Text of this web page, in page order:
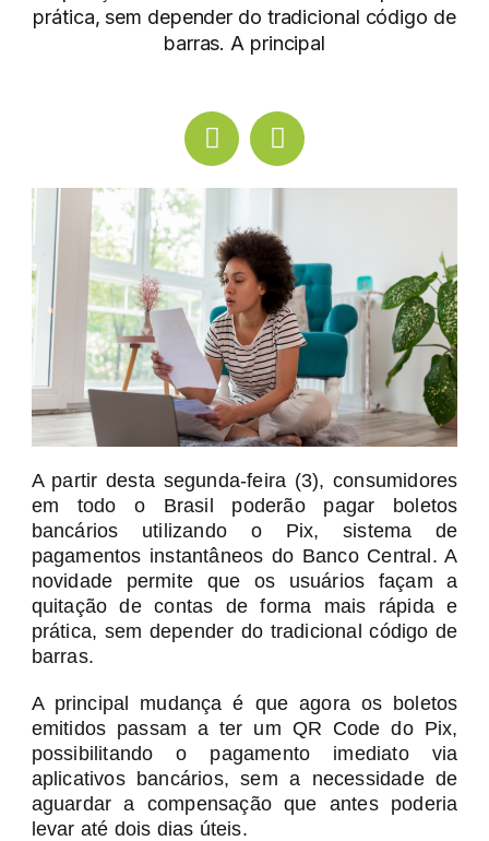
prática, sem depender do tradicional código de
barras. A principal
A partir desta segunda-feira (3), consumidores
em todo o Brasil poderão pagar boletos
bancários utilizando o Pix, sistema de
pagamentos instantâneos do Banco Central. A
novidade permite que os usuários façam a
quitação de contas de forma mais rápida e
prática, sem depender do tradicional código de
barras.
A principal mudança é que agora os boletos
emitidos passam a ter um QR Code do Pix,
possibilitando o pagamento imediato via
aplicativos bancários, sem a necessidade de
aguardar a compensação que antes poderia
levar até dois dias úteis.